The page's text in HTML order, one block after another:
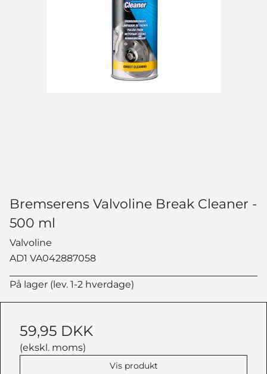
Bremserens Valvoline Break Cleaner -
500 ml
Valvoline
AD1 VA042887058
På lager (lev. 1-2 hverdage)
59,95 DKK
(ekskl. moms)
Vis produkt